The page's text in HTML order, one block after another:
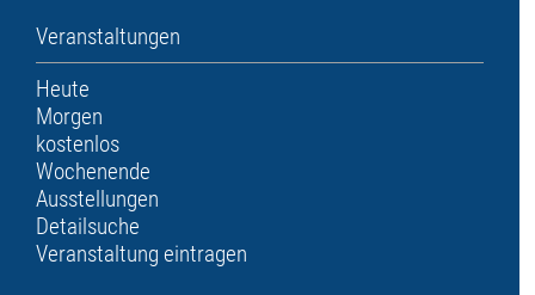
Veranstaltungen
Heute
Morgen
kostenlos
Wochenende
Ausstellungen
Detailsuche
Veranstaltung eintragen